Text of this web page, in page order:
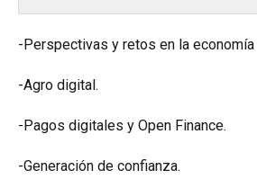
-Perspectivas y retos en la economía
-Agro digital.
-Pagos digitales y Open Finance.
-Generación de confianza.